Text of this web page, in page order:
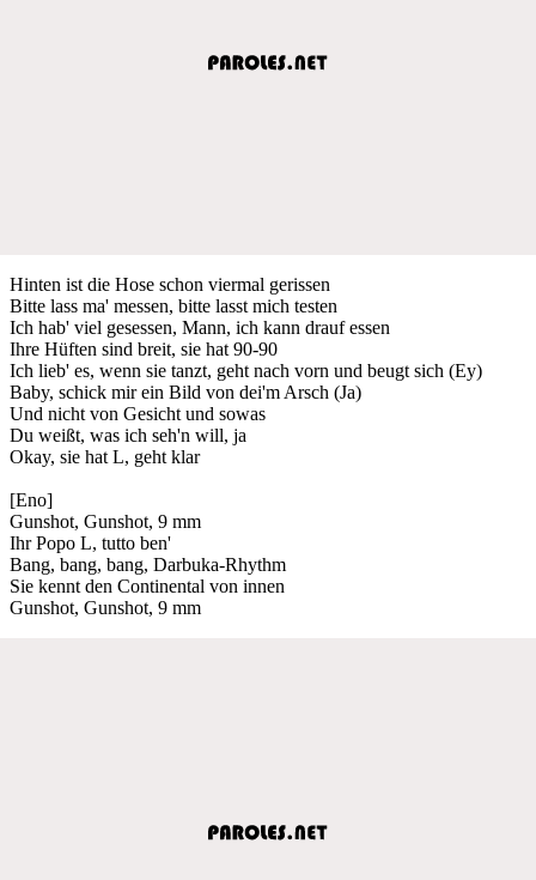
Hinten ist die Hose schon viermal gerissen
Bitte lass ma' messen, bitte lasst mich testen
Ich hab' viel gesessen, Mann, ich kann drauf essen
Ihre Hüften sind breit, sie hat 90-90
Ich lieb' es, wenn sie tanzt, geht nach vorn und beugt sich (Ey)
Baby, schick mir ein Bild von dei'm Arsch (Ja)
Und nicht von Gesicht und sowas
Du weißt, was ich seh'n will, ja
Okay, sie hat L, geht klar
[Eno]
Gunshot, Gunshot, 9 mm
Ihr Popo L, tutto ben'
Bang, bang, bang, Darbuka-Rhythm
Sie kennt den Continental von innen
Gunshot, Gunshot, 9 mm